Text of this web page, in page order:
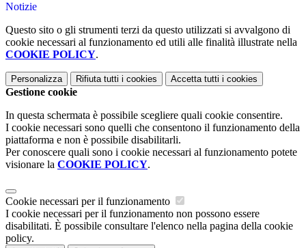
Notizie
Questo sito o gli strumenti terzi da questo utilizzati si avvalgono di
cookie necessari al funzionamento ed utili alle finalità illustrate nella
COOKIE POLICY.
Personalizza Rifiuta tutti i cookies Accetta tutti i cookies
Gestione cookie
In questa schermata è possibile scegliere quali cookie consentire.
I cookie necessari sono quelli che consentono il funzionamento della
piattaforma e non è possibile disabilitarli.
Per conoscere quali sono i cookie necessari al funzionamento potete
visionare la COOKIE POLICY.
Cookie necessari per il funzionamento
I cookie necessari per il funzionamento non possono essere
disabilitati. È possibile consultare l'elenco nella pagina della cookie
policy.